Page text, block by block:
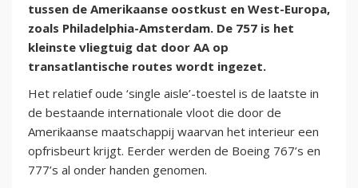
tussen de Amerikaanse oostkust en West-Europa,
zoals Philadelphia-Amsterdam. De 757 is het
kleinste vliegtuig dat door AA op
transatlantische routes wordt ingezet.
Het relatief oude ‘single aisle’-toestel is de laatste in
de bestaande internationale vloot die door de
Amerikaanse maatschappij waarvan het interieur een
opfrisbeurt krijgt. Eerder werden de Boeing 767’s en
777’s al onder handen genomen.